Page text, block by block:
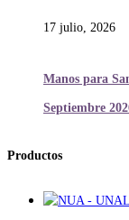
17 julio, 2026
Manos para
Septiembre
Productos